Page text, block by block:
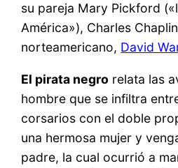
su pareja Mary Pickford
América»), Charles
norteamericano, David
El pirata negro relata las
hombre que se infiltra
corsarios con el doble
una hermosa mujer y
padre, la cual ocurrió a